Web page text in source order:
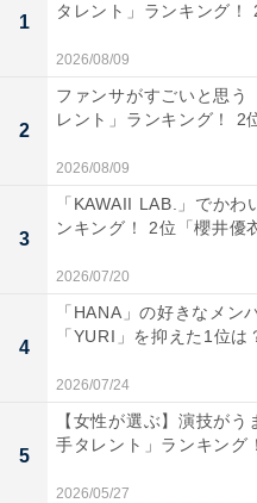
【メーカー特典あり】
種ランダム) - 東方神起 (
ド(全3種ランダム))
「東方神起」の
1
タレント」ランキング！
2026/08/09
2
ファンサがすごいと思う
レント」ランキング！ 2
2026/08/09
3
「KAWAII LAB.」でか
ンキング！ 2位「櫻井優
2026/07/20
4
「HANA」の好きなメン
「YURI」を抑えた1位は
2026/07/24
5
【女性が選ぶ】演技が
手タレント」ランキング
2026/05/27